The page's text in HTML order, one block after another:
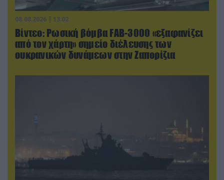
08.08.2026 | 13:02
Βίντεο: Ρωσική βόμβα FAB-3000 «εξαφανίζει
από τον χάρτη» σημείο διέλευσης των
ουκρανικών δυνάμεων στην Ζαπορίζια